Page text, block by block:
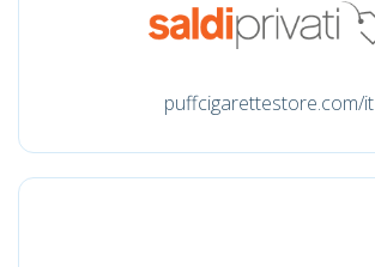
puffcigarettestore.com/it